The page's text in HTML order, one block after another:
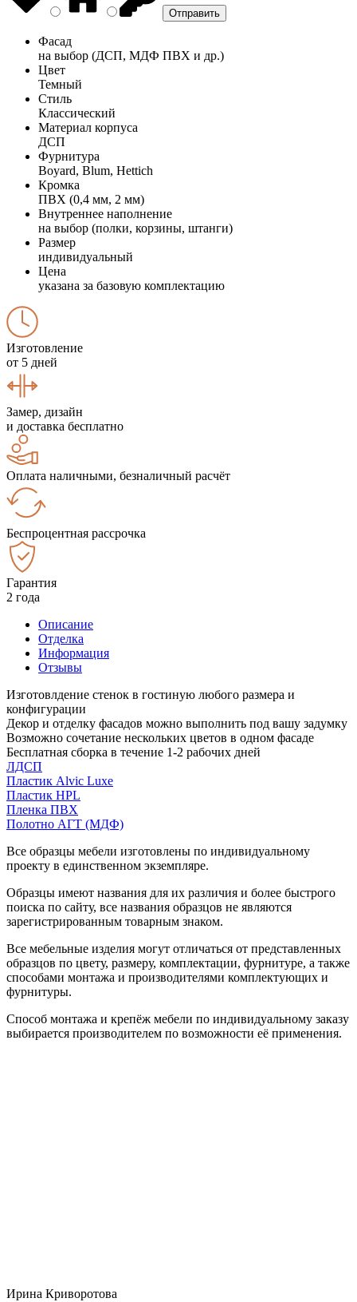
Фасад
на выбор (ДСП, МДФ ПВХ и др.)
Цвет
Темный
Стиль
Классический
Материал корпуса
ДСП
Фурнитура
Boyard, Blum, Hettich
Кромка
ПВХ (0,4 мм, 2 мм)
Внутреннее наполнение
на выбор (полки, корзины, штанги)
Размер
индивидуальный
Цена
указана за базовую комплектацию
Изготовление
от 5 дней
Замер, дизайн
и доставка бесплатно
Оплата наличными, безналичный расчёт
Беспроцентная рассрочка
Гарантия
2 года
Описание
Отделка
Информация
Отзывы
Изготовлдение стенок в гостиную любого размера и
конфигурации
Декор и отделку фасадов можно выполнить под вашу задумку
Возможно сочетание нескольких цветов в одном фасаде
Бесплатная сборка в течение 1-2 рабочих дней
ЛДСП
Пластик Alvic Luxe
Пластик HPL
Пленка ПВХ
Полотно АГТ (МДФ)
Все образцы мебели изготовлены по индивидуальному
проекту в единственном экземпляре.
Образцы имеют названия для их различия и более быстрого
поиска по сайту, все названия образцов не являются
зарегистрированным товарным знаком.
Все мебельные изделия могут отличаться от представленных
образцов по цвету, размеру, комплектации, фурнитуре, а также
способами монтажа и производителями комплектующих и
фурнитуры.
Способ монтажа и крепёж мебели по индивидуальному заказу
выбирается производителем по возможности её применения.
Ирина Криворотова